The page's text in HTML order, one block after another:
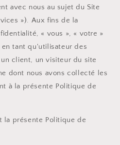
avec nous au sujet du Site
»). Aux fins de la
« vous », « votre »
tant qu'utilisateur des
client, un visiteur du site
dont nous avons collecté les
à la présente Politique de
la présente Politique de